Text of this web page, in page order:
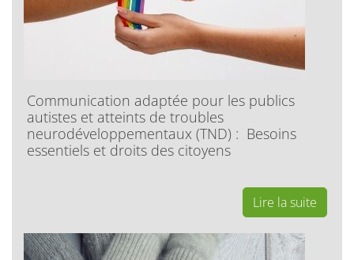
Communication adaptée pour les publics
autistes et atteints de troubles
neurodéveloppementaux (TND) : Besoins
essentiels et droits des citoyens
Lire la suite